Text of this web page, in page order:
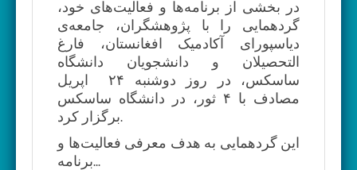
در بخشی از برنامه‌ها و فعالیت‌های خود،
گردهمایی را با پژوهشگران، جامعه‌ی
دیاسپورای آکادمیک افغانستان، فارغ
التحصیلان و دانشجویان دانشگاه
ساسکس، در روز دوشنبه ۲۴ اپریل
مصادف با ۴ ثور، در دانشگاه ساسکس
برگزار کرد.
‏این گردهمایی به هدف معرفی فعالیت‌ها و
برنامه‌‌...